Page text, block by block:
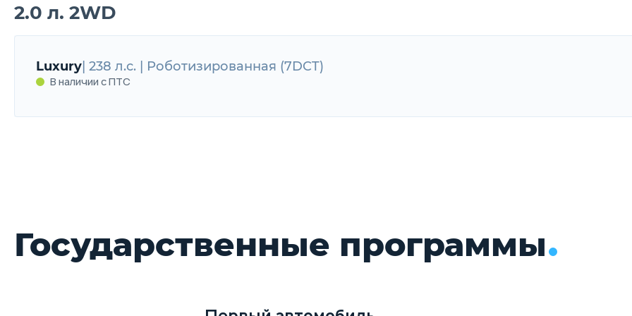
2.0 л. 2WD
Luxury | 238 л.с. | Роботизированная (7DCT)
В наличии с ПТС
Государственные программы